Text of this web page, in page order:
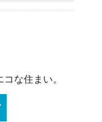
な住まい。